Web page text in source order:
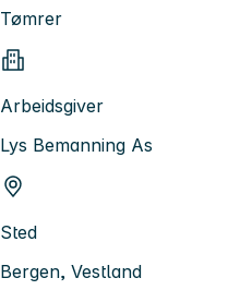
Tømrer
Arbeidsgiver
Lys Bemanning As
Sted
Bergen, Vestland